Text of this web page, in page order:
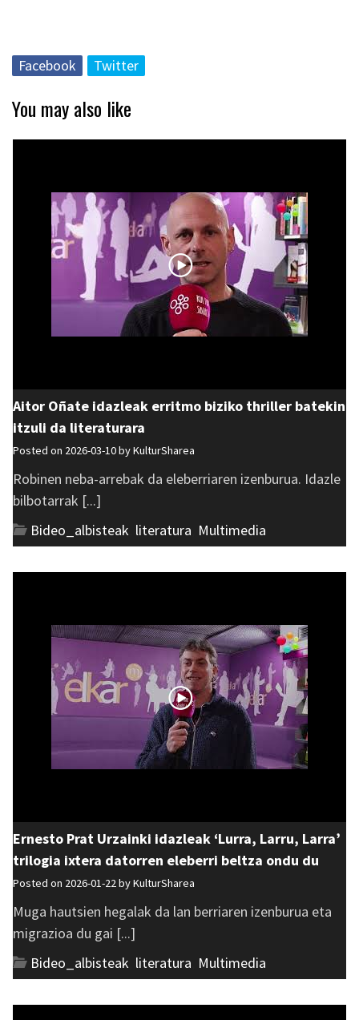
Facebook Twitter
You may also like
Aitor Oñate idazleak erritmo biziko thriller batekin
itzuli da literaturara
Posted on 2026-03-10 byKulturSharea
Robinen neba-arrebak da eleberriaren izenburua. Idazle
bilbotarrak [...]
Bideo_albisteak literatura Multimedia
Ernesto Prat Urzainki idazleak ‘Lurra, Larru, Larra’
trilogia ixtera datorren eleberri beltza ondu du
Posted on 2026-01-22 byKulturSharea
Muga hautsien hegalak da lan berriaren izenburua eta
migrazioa du gai [...]
Bideo_albisteak literatura Multimedia